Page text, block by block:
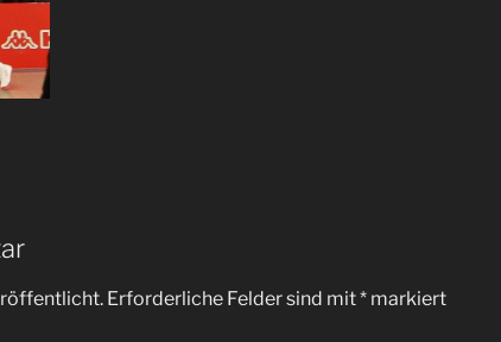
Erforderliche Felder sind mit* markiert